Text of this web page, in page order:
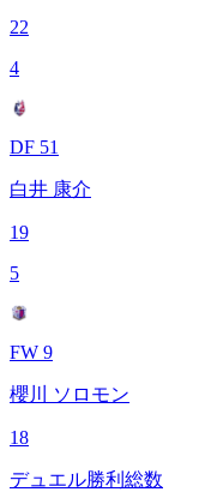
22
4
DF 51
白井 康介
19
5
FW 9
櫻川 ソロモン
18
デュエル勝利総数